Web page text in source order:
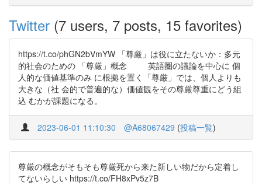
Twitter (7 users, 7 posts, 15 favorites)
https://t.co/phGN2bVmYW 「尊厳」は役に立たないか：多元
的社会のための 「尊厳」概念 英語圏の議論を中心に 個
人的な価値基準のみ に根拠を置く「尊厳」では、個人よりも
大きな（社 会的で普遍的な）価値観をその尊厳尊重にどう組
込 むかが課題になる。
2023-06-01 11:10:30 @A68067429 (投稿一覧)
尊厳の概念がそもそも尊厳死から来た新しい物だから定着し
てないらしい https://t.co/FH8xPv5z7B